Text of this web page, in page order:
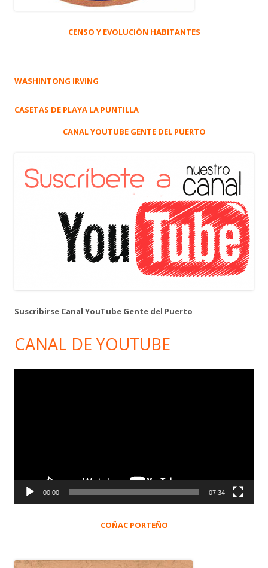
CENSO Y EVOLUCIÓN HABITANTES
WASHINTONG IRVING
CASETAS DE PLAYA LA PUNTILLA
CANAL YOUTUBE GENTE DEL PUERTO
Suscribirse Canal YouTube Gente del Puerto
CANAL DE YOUTUBE
00:00 07:34
COÑAC PORTEÑO